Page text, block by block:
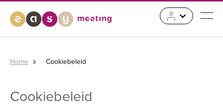
Home Cookiebeleid
Cookiebeleid